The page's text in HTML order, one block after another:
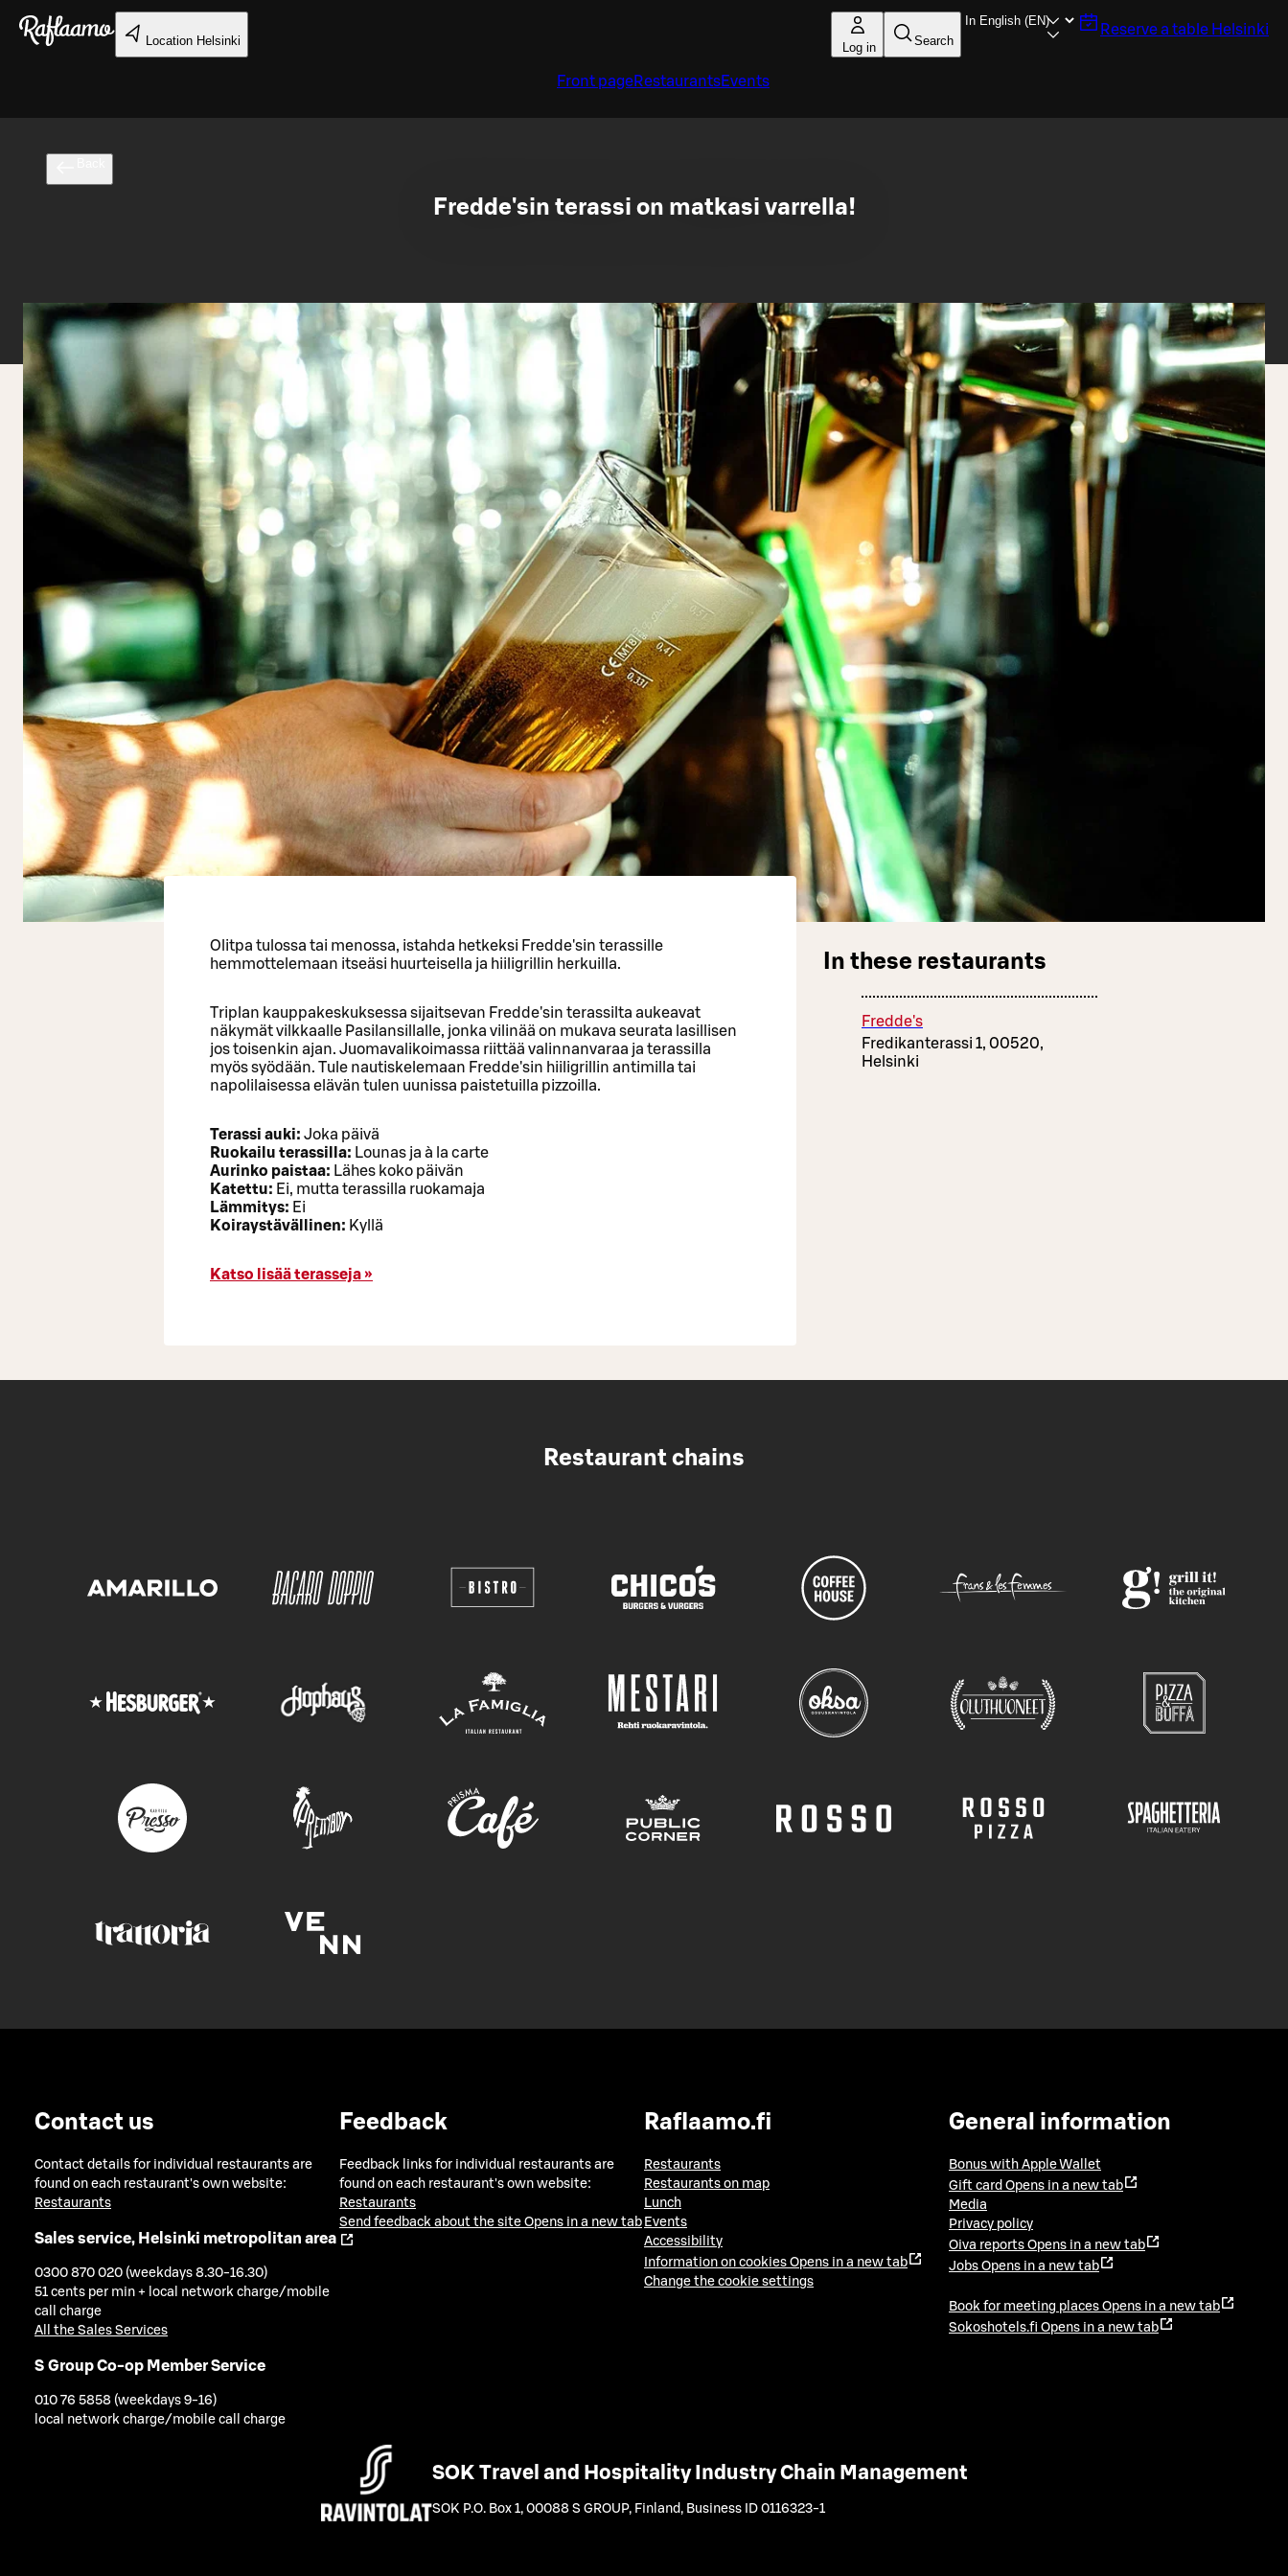
Skip to main content
Location Helsinki Log in Search
Reserve a table Helsinki
Front pageRestaurantsEvents
Fredde'sin terassi on matkasi varrella!
Olitpa tulossa tai menossa, istahda hetkeksi Fredde'sin terassille
hemmottelemaan itseäsi huurteisella ja hiiligrillin herkuilla.
Triplan kauppakeskuksessa sijaitsevan Fredde'sin terassilta aukeavat
näkymät vilkkaalle Pasilansillalle, jonka vilinää on mukava seurata lasillisen
jos toisenkin ajan. Juomavalikoimassa riittää valinnanvaraa ja terassilla
myös syödään. Tule nautiskelemaan Fredde'sin hiiligrillin antimilla tai
napolilaisessa elävän tulen uunissa paistetuilla pizzoilla.
Terassi auki: Joka päivä
Ruokailu terassilla: Lounas ja à la carte
Aurinko paistaa: Lähes koko päivän
Katettu: Ei, mutta terassilla ruokamaja
Lämmitys: Ei
Koiraystävällinen: Kyllä
Katso lisää terasseja »
In these restaurants
Fredde's
Fredikanterassi 1, 00520,
Helsinki
Restaurant chains
Contact us
Contact details for individual restaurants are
found on each restaurant's own website:
Restaurants
Sales service, Helsinki metropolitan area
0300 870 020 (weekdays 8.30-16.30)
51 cents per min + local network charge/mobile
call charge
All the Sales Services
S Group Co-op Member Service
010 76 5858 (weekdays 9-16)
local network charge/mobile call charge
Feedback
Feedback links for individual restaurants are
found on each restaurant's own website:
Restaurants
Send feedback about the site Opens in a new tab
Raflaamo.fi
Restaurants
Restaurants on map
Lunch
Events
Accessibility
Information on cookies Opens in a new tab
Change the cookie settings
General information
Bonus with Apple Wallet
Gift card Opens in a new tab
Media
Privacy policy
Oiva reports Opens in a new tab
Jobs Opens in a new tab
Book for meeting places Opens in a new tab
Sokoshotels.fi Opens in a new tab
SOK Travel and Hospitality Industry Chain Management
SOK P.O. Box 1, 00088 S GROUP, Finland , Business ID 0116323-1